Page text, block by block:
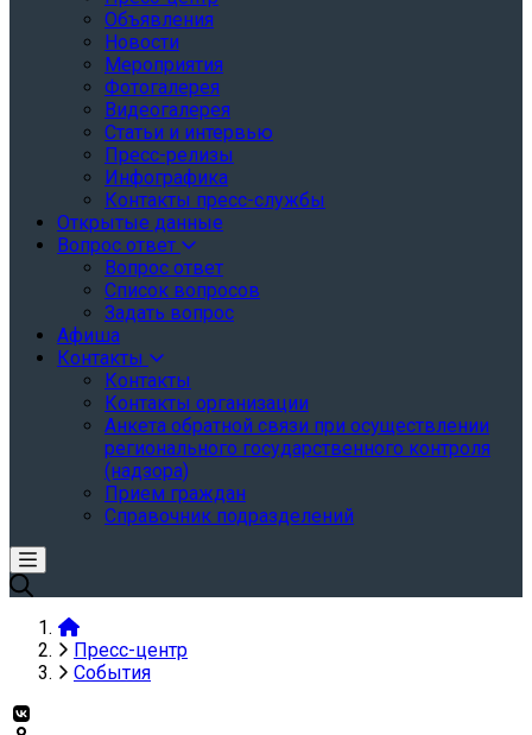
Объявления
Новости
Мероприятия
Фотогалерея
Видеогалерея
Статьи и интервью
Пресс-релизы
Инфографика
Контакты пресс-службы
Открытые данные
Вопрос ответ
Вопрос ответ
Список вопросов
Задать вопрос
Афиша
Контакты
Контакты
Контакты организации
Анкета обратной связи при осуществлении
регионального государственного контроля
(надзора)
Прием граждан
Справочник подразделений
Пресс-центр
События